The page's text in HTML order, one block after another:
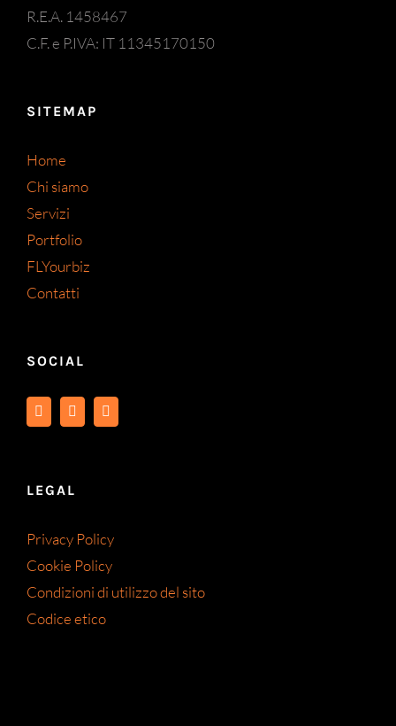
R.E.A. 1458467
C.F. e P.IVA: IT 11345170150
SITEMAP
Home
Chi siamo
Servizi
Portfolio
FLYourbiz
Contatti
SOCIAL
LEGAL
Privacy Policy
Cookie Policy
Condizioni di utilizzo del sito
Codice etico